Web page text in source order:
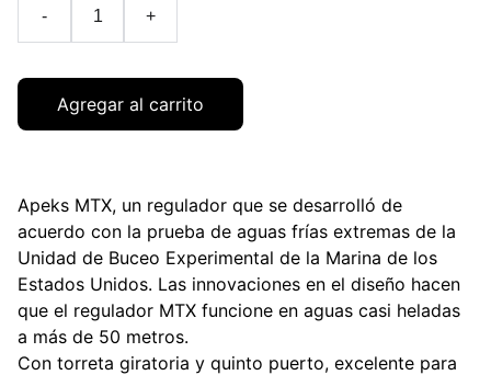
- +
Agregar al carrito
Apeks MTX, un regulador que se desarrolló de
acuerdo con la prueba de aguas frías extremas de la
Unidad de Buceo Experimental de la Marina de los
Estados Unidos. Las innovaciones en el diseño hacen
que el regulador MTX funcione en aguas casi heladas
a más de 50 metros.
Con torreta giratoria y quinto puerto, excelente para